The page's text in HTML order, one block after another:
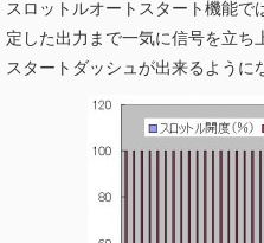
スロットルオートスタート機能で
定した出力まで一気に信号を立ち
スタートダッシュが出来るように